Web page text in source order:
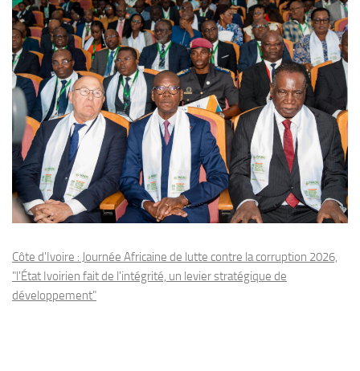
Côte d'Ivoire : Journée Africaine de lutte contre la corruption 2026,
"l'État Ivoirien fait de l'intégrité, un levier stratégique de
développement"